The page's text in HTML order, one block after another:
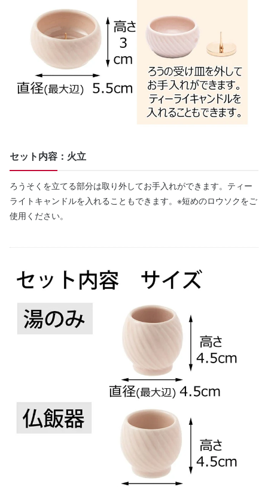
セット内容：火立
ろうそくを立てる部分は取り外してお手入れができます。ティー
ライトキャンドルを入れることもできます。※短めのロウソクをご
使用ください。